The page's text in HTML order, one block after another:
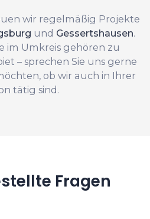
wir regelmäßig Projekte
und Gessertshausen.
im Umkreis gehören zu
– sprechen Sie uns gerne
ob wir auch in Ihrer
tätig sind.
Fragen